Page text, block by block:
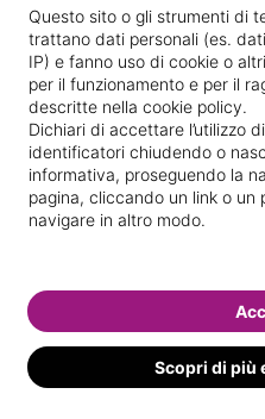
Specializzata in
benessere
Vedi le
Questo sito o gli strumenti di
trattano dati personali (es.
IP) e fanno uso di cookie o
per il funzionamento e per il
descritte nella cookie policy.
Dichiari di accettare l’utilizzo
identificatori chiudendo o
informativa, proseguendo la
pagina, cliccando un link o un
navigare in altro modo.
Scopri di più